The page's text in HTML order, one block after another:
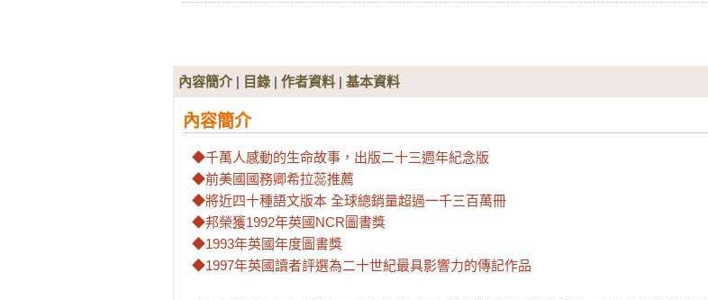
內容簡介| 目錄 | 作者資料 | 基本資料
內容簡介
◆千萬人感動的生命故事，出版二十三週年紀念版
◆前美國國務卿希拉蕊推薦
◆將近四十種語文版本 全球總銷量超過一千三百萬冊
◆邦榮獲1992年英國NCR圖書獎
◆1993年英國年度圖書獎
◆1997年英國讀者評選為二十世紀最具影響力的傳記作品